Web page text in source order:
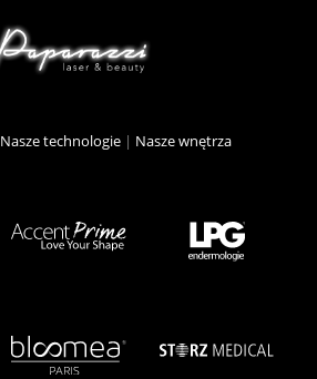
Nasze technologie| Nasze wnętrza